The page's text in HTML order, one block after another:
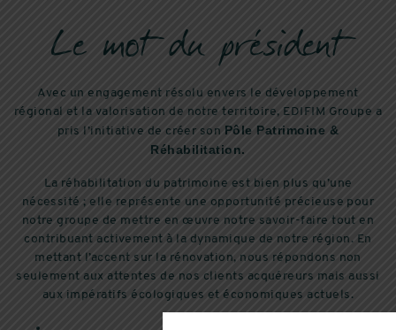
Le mot du président
Avec un engagement résolu envers le développement
régional et la valorisation de notre territoire, EDIFIM Groupe a
pris l’initiative de créer son Pôle Patrimoine &
Réhabilitation.
La réhabilitation du patrimoine est bien plus qu’une
nécessité ; elle représente une opportunité précieuse pour
notre groupe de mettre en œuvre notre savoir-faire tout en
contribuant activement à la dynamique de notre région. En
mettant l’accent sur la rénovation, nous répondons non
seulement aux attentes de nos clients acquéreurs mais aussi
aux impératifs écologiques et économiques actuels.